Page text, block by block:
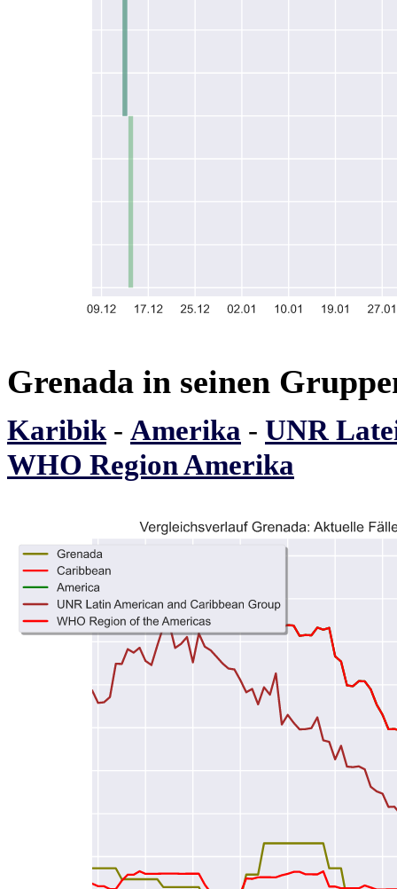
Grenada in seinen
Karibik - Amerika - UNR
WHO Region Amerika